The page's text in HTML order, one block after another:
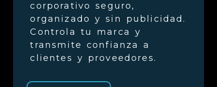
corporativo seguro,
organizado y sin publicidad.
Controla tu marca y
transmite confianza a
clientes y proveedores.